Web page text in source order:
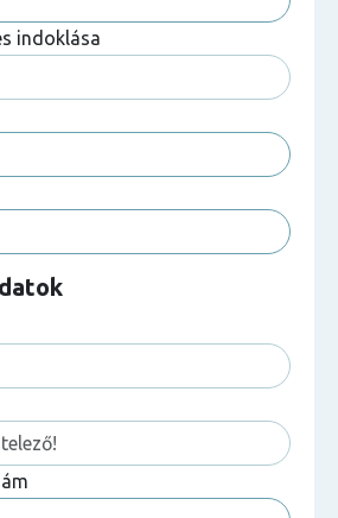
indoklása